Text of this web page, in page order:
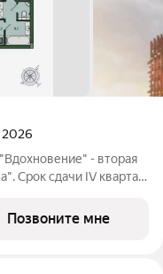
2026
- вторая
IV квартал
парк. Уникальные
Позвоните мне